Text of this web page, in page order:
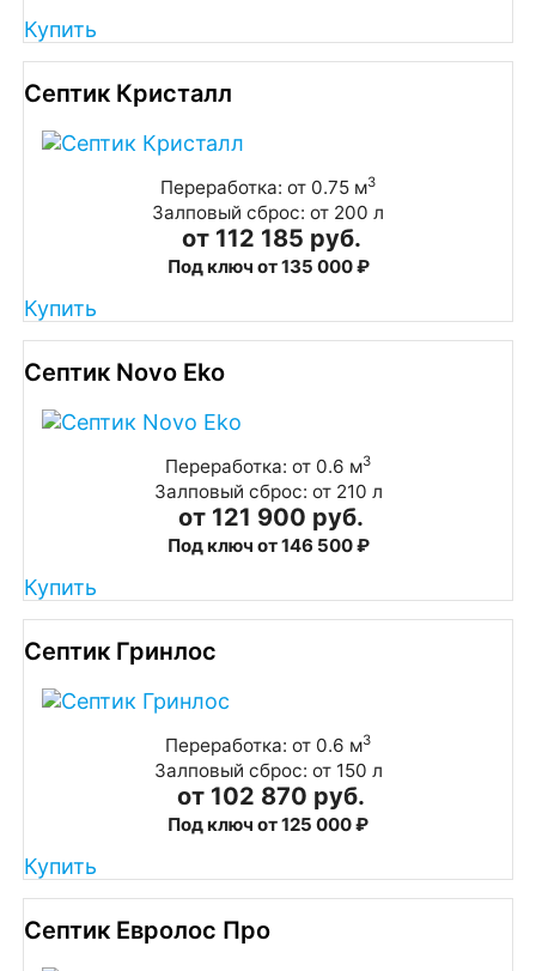
Купить
Септик Кристалл
Переработка: от 0.75 м3
Залповый сброс: от 200 л
от 112 185 руб.
Под ключ от 135 000 ₽
Купить
Септик Novo Eko
Переработка: от 0.6 м3
Залповый сброс: от 210 л
от 121 900 руб.
Под ключ от 146 500 ₽
Купить
Септик Гринлос
Переработка: от 0.6 м3
Залповый сброс: от 150 л
от 102 870 руб.
Под ключ от 125 000 ₽
Купить
Септик Евролос Про